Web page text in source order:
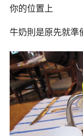
你的位置上
牛奶則是原先就準